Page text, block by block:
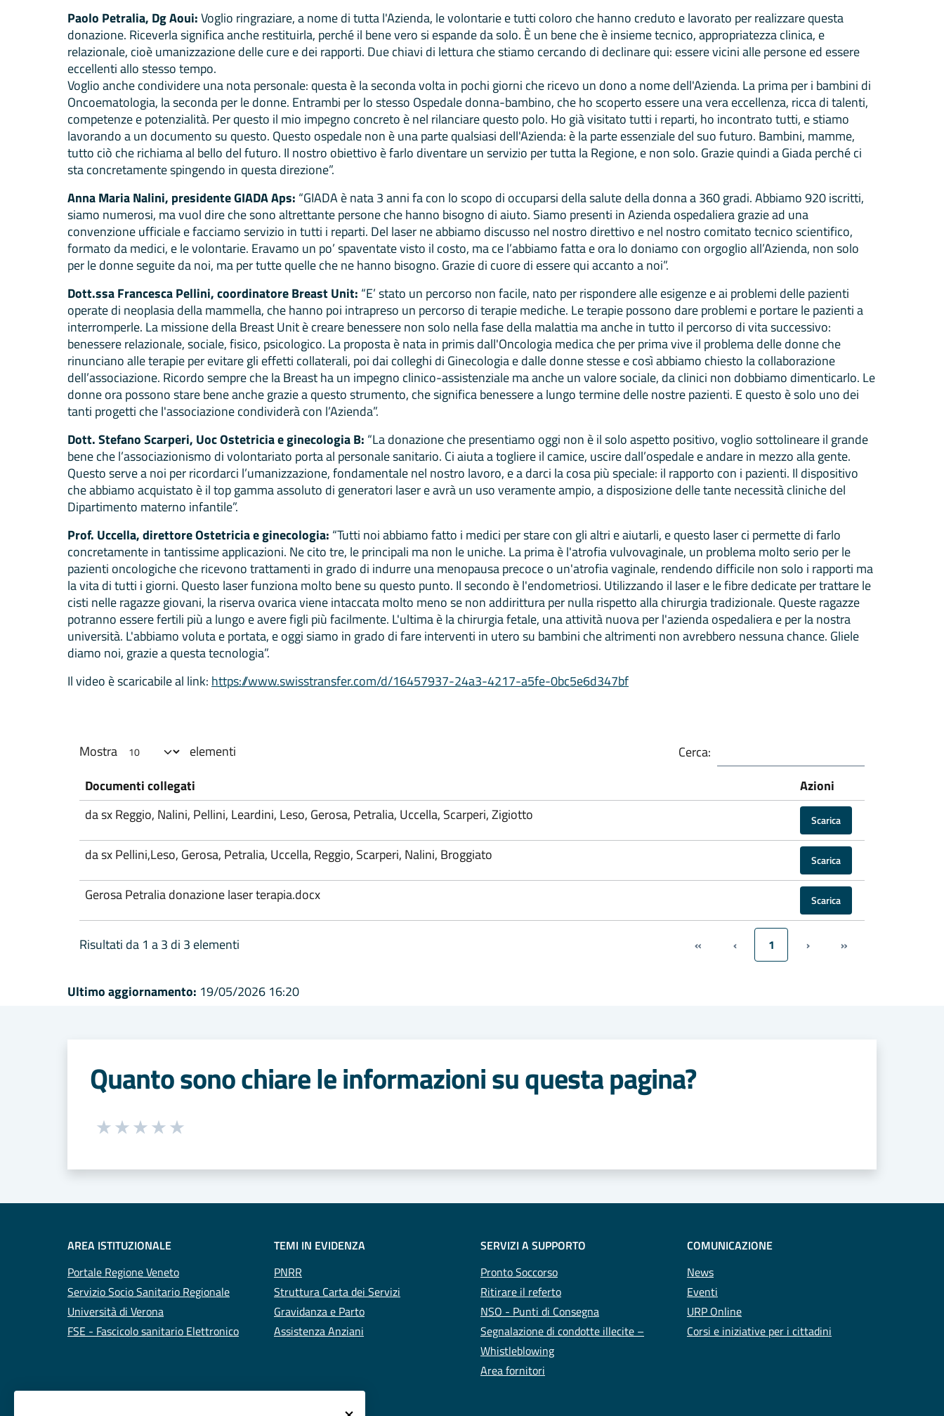
Paolo Petralia, Dg Aoui:Voglio ringraziare, a nome di tutta l'Azienda, le volontarie e tutti coloro che hanno creduto e lavorato per realizzare questa
donazione. Riceverla significa anche restituirla, perché il bene vero si espande da solo. È un bene che è insieme tecnico, appropriatezza clinica, e
relazionale, cioè umanizzazione delle cure e dei rapporti. Due chiavi di lettura che stiamo cercando di declinare qui: essere vicini alle persone ed essere
eccellenti allo stesso tempo.
Voglio anche condividere una nota personale: questa è la seconda volta in pochi giorni che ricevo un dono a nome dell'Azienda. La prima per i bambini di
Oncoematologia, la seconda per le donne. Entrambi per lo stesso Ospedale donna-bambino, che ho scoperto essere una vera eccellenza, ricca di talenti,
competenze e potenzialità. Per questo il mio impegno concreto è nel rilanciare questo polo. Ho già visitato tutti i reparti, ho incontrato tutti, e stiamo
lavorando a un documento su questo. Questo ospedale non è una parte qualsiasi dell'Azienda: è la parte essenziale del suo futuro. Bambini, mamme,
tutto ciò che richiama al bello del futuro. Il nostro obiettivo è farlo diventare un servizio per tutta la Regione, e non solo. Grazie quindi a Giada perché ci
sta concretamente spingendo in questa direzione”.
Anna Maria Nalini, presidente GIADA Aps: “GIADA è nata 3 anni fa con lo scopo di occuparsi della salute della donna a 360 gradi. Abbiamo 920 iscritti,
siamo numerosi, ma vuol dire che sono altrettante persone che hanno bisogno di aiuto. Siamo presenti in Azienda ospedaliera grazie ad una
convenzione ufficiale e facciamo servizio in tutti i reparti. Del laser ne abbiamo discusso nel nostro direttivo e nel nostro comitato tecnico scientifico,
formato da medici, e le volontarie. Eravamo un po’ spaventate visto il costo, ma ce l’abbiamo fatta e ora lo doniamo con orgoglio all’Azienda, non solo
per le donne seguite da noi, ma per tutte quelle che ne hanno bisogno. Grazie di cuore di essere qui accanto a noi”.
Dott.ssa Francesca Pellini, coordinatore Breast Unit: “E’ stato un percorso non facile, nato per rispondere alle esigenze e ai problemi delle pazienti
operate di neoplasia della mammella, che hanno poi intrapreso un percorso di terapie mediche. Le terapie possono dare problemi e portare le pazienti a
interromperle. La missione della Breast Unit è creare benessere non solo nella fase della malattia ma anche in tutto il percorso di vita successivo:
benessere relazionale, sociale, fisico, psicologico. La proposta è nata in primis dall'Oncologia medica che per prima vive il problema delle donne che
rinunciano alle terapie per evitare gli effetti collaterali, poi dai colleghi di Ginecologia e dalle donne stesse e così abbiamo chiesto la collaborazione
dell’associazione. Ricordo sempre che la Breast ha un impegno clinico-assistenziale ma anche un valore sociale, da clinici non dobbiamo dimenticarlo. Le
donne ora possono stare bene anche grazie a questo strumento, che significa benessere a lungo termine delle nostre pazienti. E questo è solo uno dei
tanti progetti che l'associazione condividerà con l’Azienda”.
Dott. Stefano Scarperi, Uoc Ostetricia e ginecologia B: “La donazione che presentiamo oggi non è il solo aspetto positivo, voglio sottolineare il grande
bene che l’associazionismo di volontariato porta al personale sanitario. Ci aiuta a togliere il camice, uscire dall’ospedale e andare in mezzo alla gente.
Questo serve a noi per ricordarci l’umanizzazione, fondamentale nel nostro lavoro, e a darci la cosa più speciale: il rapporto con i pazienti. Il dispositivo
che abbiamo acquistato è il top gamma assoluto di generatori laser e avrà un uso veramente ampio, a disposizione delle tante necessità cliniche del
Dipartimento materno infantile”.
Prof. Uccella, direttore Ostetricia e ginecologia: “Tutti noi abbiamo fatto i medici per stare con gli altri e aiutarli, e questo laser ci permette di farlo
concretamente in tantissime applicazioni. Ne cito tre, le principali ma non le uniche. La prima è l'atrofia vulvovaginale, un problema molto serio per le
pazienti oncologiche che ricevono trattamenti in grado di indurre una menopausa precoce o un'atrofia vaginale, rendendo difficile non solo i rapporti ma
la vita di tutti i giorni. Questo laser funziona molto bene su questo punto. Il secondo è l'endometriosi. Utilizzando il laser e le fibre dedicate per trattare le
cisti nelle ragazze giovani, la riserva ovarica viene intaccata molto meno se non addirittura per nulla rispetto alla chirurgia tradizionale. Queste ragazze
potranno essere fertili più a lungo e avere figli più facilmente. L'ultima è la chirurgia fetale, una attività nuova per l'azienda ospedaliera e per la nostra
università. L'abbiamo voluta e portata, e oggi siamo in grado di fare interventi in utero su bambini che altrimenti non avrebbero nessuna chance. Gliele
diamo noi, grazie a questa tecnologia”.
Il video è scaricabile al link: https://www.swisstransfer.com/d/16457937-24a3-4217-a5fe-0bc5e6d347bf
Mostra elementi
Cerca:
Documenti collegati
Azioni
da sx Reggio, Nalini, Pellini, Leardini, Leso, Gerosa, Petralia, Uccella, Scarperi, Zigiotto
Scarica
da sx Pellini,Leso, Gerosa, Petralia, Uccella, Reggio, Scarperi, Nalini, Broggiato Scarica
Gerosa Petralia donazione laser terapia.docx Scarica
Risultati da 1 a 3 di 3 elementi « ‹ 1 › »
Ultimo aggiornamento: 19/05/2026 16:20
Quanto sono chiare le informazioni su questa pagina?
Seleziona una valutazione da 1 a 5 stelle
AREA ISTITUZIONALE
Portale Regione Veneto
Servizio Socio Sanitario Regionale
Università di Verona
FSE - Fascicolo sanitario Elettronico
TEMI IN EVIDENZA
PNRR
Struttura Carta dei Servizi
Gravidanza e Parto
Assistenza Anziani
SERVIZI A SUPPORTO
Pronto Soccorso
Ritirare il referto
NSO - Punti di Consegna
Segnalazione di condotte illecite –
Whistleblowing
Area fornitori
COMUNICAZIONE
News
Eventi
URP Online
Corsi e iniziative per i cittadini